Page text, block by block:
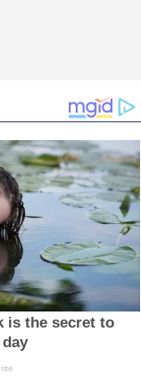
is the secret to